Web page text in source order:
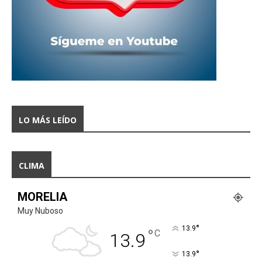
LO MÁS LEÍDO
CLIMA
MORELIA
Muy Nuboso
13.9 °C 13.9°
13.9°